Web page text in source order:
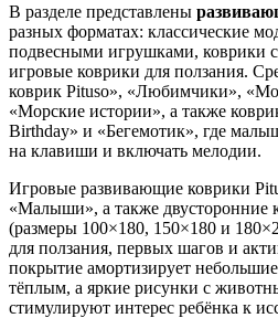
В разделе представлены
разных форматах: классические
подвесными игрушками, коврики
игровые коврики для ползания.
коврик Pituso», «Любимчики»,
«Морские истории», а также
Birthday» и «Бегемотик», где
на клавиши и включать мелодии.
Игровые развивающие коврики
«Малыши», а также двусторонние
(размеры 100×180, 150×180 и
для ползания, первых шагов и
покрытие амортизирует
тёплым, а яркие рисунки с
стимулируют интерес ребёнка к